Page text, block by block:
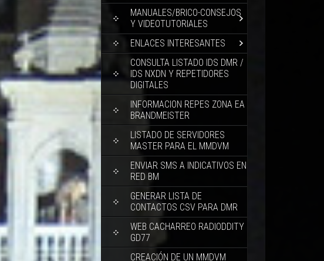
MANUALES/BRICO-CONSEJOS
Y VIDEOTUTORIALES
ENLACES INTERESANTES
CONSULTA LISTADO IDS DMR /
IDS NXDN Y REPETIDORES
DIGITALES
INFORMACION REPES ZONA EA
BRANDMEISTER
LISTADO DE SERVIDORES
MASTER PARA EL MMDVM
ENVIAR SMS A INDICATIVOS EN
RED BM
GENERAR LISTA DE
CONTACTOS CSV PARA DMR
WEB CACHARREO RADIODDITY
GD77
CREACIÓN DE UN MMDVM